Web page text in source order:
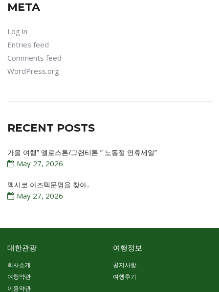
META
Log in
Entries feed
Comments feed
WordPress.org
RECENT POSTS
가을 여행” 엘로스톤/그랜티톤 ” 노동절 연휴세일”
May 27, 2026
멕시코 아즈텍문명을 찾아..
May 27, 2026
대한관광
회사소개
여행약관
이용약관
여행정보
공지사항
여행후기